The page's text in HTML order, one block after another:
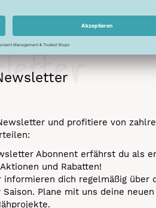
und profitiere von
Abonnent erfährst du als
und Rabatten!
dich regelmäßig über
Plane mit uns deine neuen